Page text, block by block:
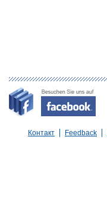
Контакт Feedback